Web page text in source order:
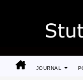
JOURNAL